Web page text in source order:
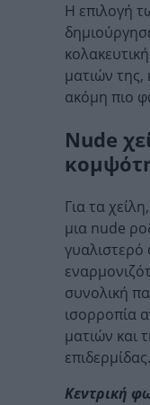
Η επιλογή
ματιών της,
ακόμη πιο
Nude
Για τα
μια nude
γυαλιστερό
συνολική
ισορροπία
ματιών και
επιδερμίδας.
Κεντρική